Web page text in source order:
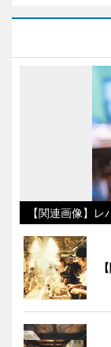
【関連画像】レ